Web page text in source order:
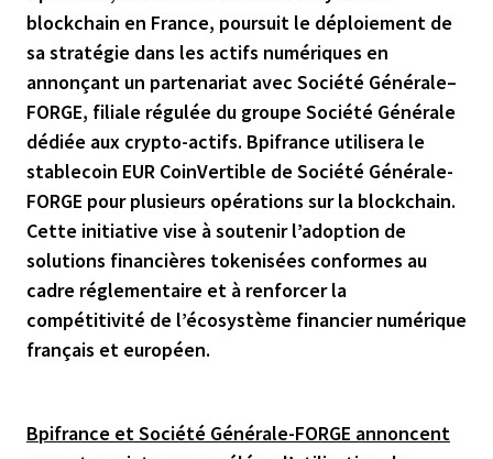
blockchain en France, poursuit le déploiement de
sa stratégie dans les actifs numériques en
annonçant un partenariat avec Société Générale–
FORGE, filiale régulée du groupe Société Générale
dédiée aux crypto-actifs. Bpifrance utilisera le
stablecoin EUR CoinVertible de Société Générale-
FORGE pour plusieurs opérations sur la blockchain.
Cette initiative vise à soutenir l’adoption de
solutions financières tokenisées conformes au
cadre réglementaire et à renforcer la
compétitivité de l’écosystème financier numérique
français et européen.
Bpifrance et Société Générale-FORGE annoncent